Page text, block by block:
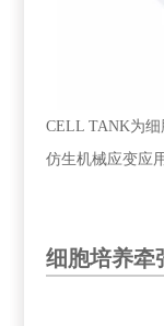
CELL TANK为
仿生机械应变应
细胞培养牵